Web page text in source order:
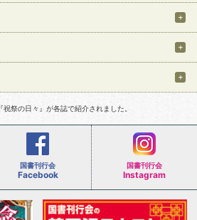
『祝祭の日々』が各誌で紹介されました。
国書刊行会
Facebook
国書刊行会
Instagram